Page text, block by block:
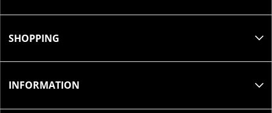
Dette er et kosttilskud og bør ikke anvendes som
dosis bør ikke overskrides. Ikke egnet til gravide,
SHOPPING
INFORMATION